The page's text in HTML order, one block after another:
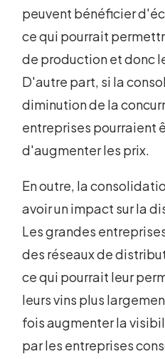
peuvent bénéficier
ce qui pourrait
de production et donc
D'autre part, si la
diminution de la
entreprises pourraient
d'augmenter les prix.
En outre, la
avoir un impact sur la
Les grandes
des réseaux de
ce qui pourrait leur
leurs vins plus
fois augmenter la
par les entreprises